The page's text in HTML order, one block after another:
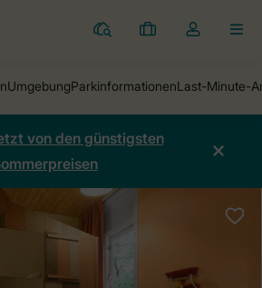
Ferienparks
Meine
Dropdown-
öffnen
von den günstigsten